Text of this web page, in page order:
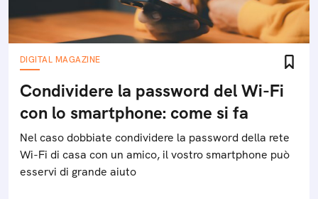
DIGITAL MAGAZINE
Condividere la password del Wi-Fi
con lo smartphone: come si fa
Nel caso dobbiate condividere la password della rete
Wi-Fi di casa con un amico, il vostro smartphone può
esservi di grande aiuto